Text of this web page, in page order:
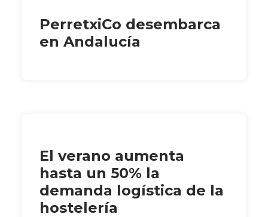
PerretxiCo desembarca
en Andalucía
El verano aumenta
hasta un 50% la
demanda logística de la
hostelería